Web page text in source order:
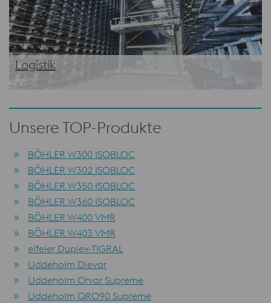
Logistik
Unsere TOP-Produkte
BÖHLER W300 ISOBLOC
BÖHLER W302 ISOBLOC
BÖHLER W350 ISOBLOC
BÖHLER W360 ISOBLOC
BÖHLER W400 VMR
BÖHLER W403 VMR
eifeler Duplex-TIGRAL
Uddeholm Dievar
Uddeholm Orvar Supreme
Uddeholm QRO90 Supreme